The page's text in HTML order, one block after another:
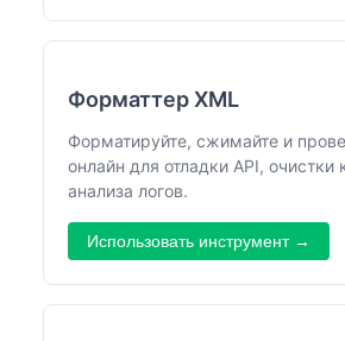
Форматтер XML
Форматируйте, сжимайте и
онлайн для отладки API, очистки
анализа логов.
Использовать инструмент →